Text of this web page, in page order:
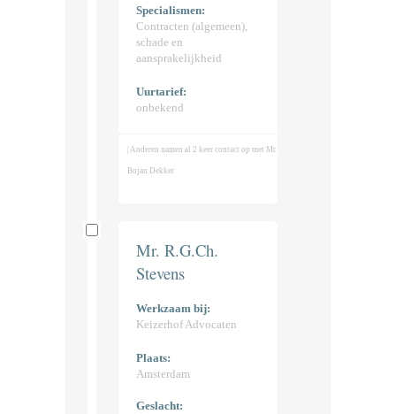
Specialismen:
Contracten (algemeen),
schade en
aansprakelijkheid
Uurtarief:
onbekend
| Anderen namen al 2 keer contact op met Mr.
Bojan Dekker
Mr. R.G.Ch.
Stevens
Werkzaam bij:
Keizerhof Advocaten
Plaats:
Amsterdam
Geslacht: